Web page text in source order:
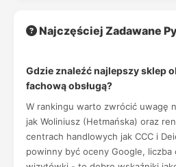
Najczęściej Zadawane
Gdzie znaleźć najlepszy sklep
fachową obsługą?
W rankingu warto zwrócić uwagę
jak Woliniusz (Hetmańska) oraz
centrach handlowych jak CCC i
powinny być oceny Google, liczba